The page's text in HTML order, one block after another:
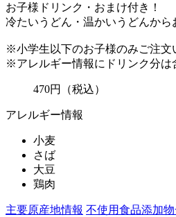
お子様ドリンク・おまけ付き！
冷たいうどん・温かいうどんから
※小学生以下のお子様のみご注文
※アレルギー情報にドリンク分は
470円 （税込）
アレルギー情報
小麦
さば
大豆
鶏肉
主要原産地情報 不使用食品添加